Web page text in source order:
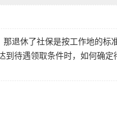
退休了社保是按工作地的
到待遇领取条件时，如何确